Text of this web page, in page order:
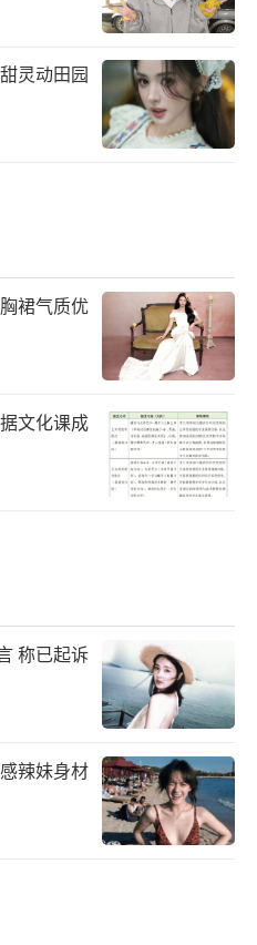
灵动田园
裙气质优
文化课成
称已起诉
辣妹身材